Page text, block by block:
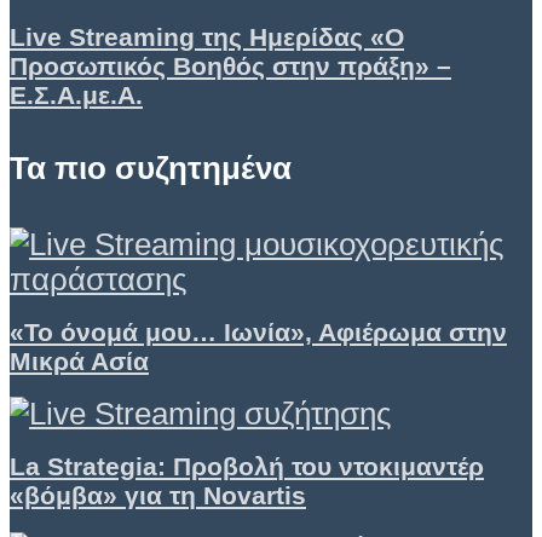
Live Streaming της Ημερίδας «Ο
Προσωπικός Βοηθός στην πράξη» –
Ε.Σ.Α.με.Α.
Τα πιο συζητημένα
«Το όνομά μου… Ιωνία», Αφιέρωμα στην
Μικρά Ασία
La Strategia: Προβολή του ντοκιμαντέρ
«βόμβα» για τη Novartis